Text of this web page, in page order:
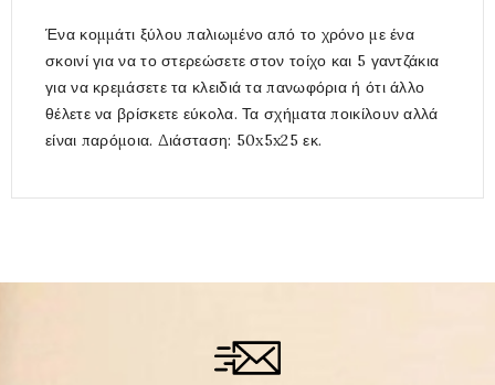
Ένα κομμάτι ξύλου παλιωμένο από το χρόνο με ένα
σκοινί για να το στερεώσετε στον τοίχο και 5 γαντζάκια
για να κρεμάσετε τα κλειδιά τα πανωφόρια ή ότι άλλο
θέλετε να βρίσκετε εύκολα. Τα σχήματα ποικίλουν αλλά
είναι παρόμοια. Διάσταση: 50x5x25 εκ.